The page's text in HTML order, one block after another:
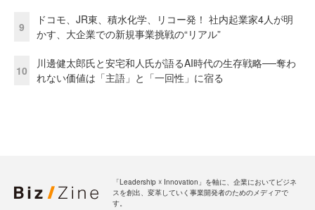
9
ドコモ、JR東、積水化学、リコー発！ 社内起業家4人が明
かす、大企業での新規事業挑戦の“リアル”
10
川邊健太郎氏と安宅和人氏が語るAI時代の生存戦略──奪わ
れない価値は「主語」と「一回性」に宿る
「Leadership ☓ Innovation」を軸に、企業においてビジネ
スを創出、変革していく事業開発者のためのメディアで
す。